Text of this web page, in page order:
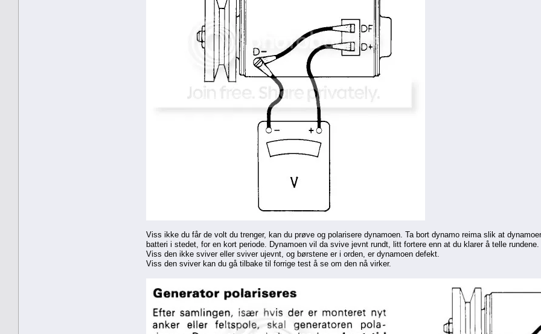
Viss ikke du får de volt du trenger, kan du prøve og polarisere dynamoen. Ta bort dynamo reima slik at
batteri i stedet, for en kort periode. Dynamoen vil da svive jevnt rundt, litt fortere enn at du klarer å telle rundene.
Viss den ikke sviver eller sviver ujevnt, og børstene er i orden, er dynamoen defekt.
Viss den sviver kan du gå tilbake til forrige test å se om den nå virker.